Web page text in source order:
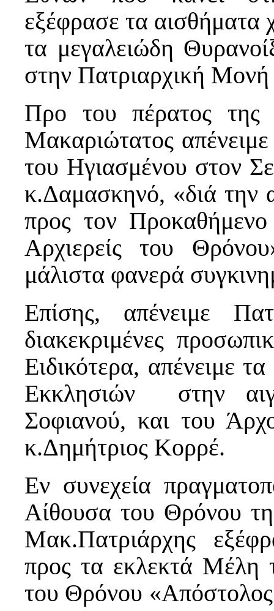
εξέφρασε τα αισθήματα
τα μεγαλειώδη
στην Πατριαρχική
Προ του πέρατος της
Μακαριώτατος
του Ηγιασμένου στον
κ.Δαμασκηνό, «διά την
προς τον
Αρχιερείς του
μάλιστα φανερά
Επίσης, απένειμε
διακεκριμένες
Ειδικότερα, απένειμε
Εκκλησιών στην
Σοφιανού, και του
κ.Δημήτριος
Εν συνεχεία
Αίθουσα του Θρόνου
Μακ.Πατριάρχης
προς τα εκλεκτά Μέλη
του Θρόνου